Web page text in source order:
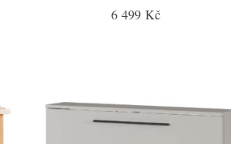
6 499 Kč